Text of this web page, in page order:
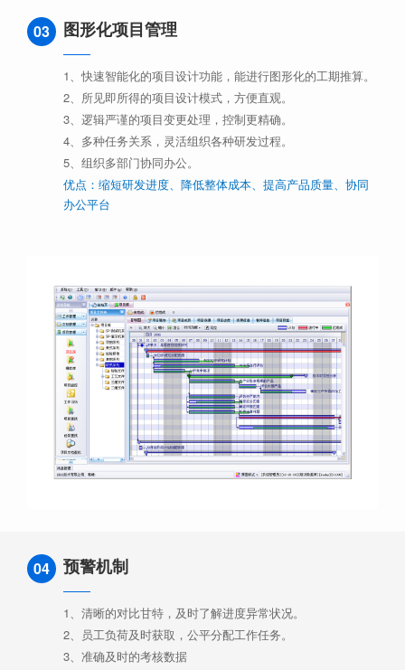
03 图形化项目管理
1、快速智能化的项目设计功能，能进行图形化的工期推算。
2、所见即所得的项目设计模式，方便直观。
3、逻辑严谨的项目变更处理，控制更精确。
4、多种任务关系，灵活组织各种研发过程。
5、组织多部门协同办公。
优点：缩短研发进度、降低整体成本、提高产品质量、协同
办公平台
04 预警机制
1、清晰的对比甘特，及时了解进度异常状况。
2、员工负荷及时获取，公平分配工作任务。
3、准确及时的考核数据